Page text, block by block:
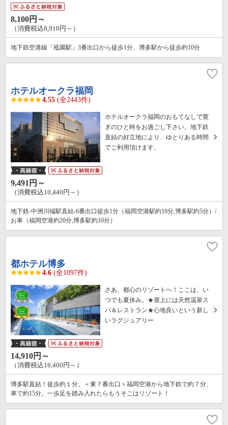
8,100円～
（消費税込8,910円～）
地下鉄空港線「祗園駅」3番出口から徒歩1分、博多駅から徒歩約10分
ホテルオークラ福岡
4.55 (全2443件)
ホテルオークラ福岡のおもてなしで寛
ぎのひと時をお過ごし下さい。地下鉄
直結の好立地により、ゆとりある時間
でご利用頂けます。
9,491円～
（消費税込10,440円～）
地下鉄-中洲川端駅直結-6番出口徒歩1分（福岡空港駅約10分,博多駅約5分）/
お車（福岡空港約20分,博多駅約10分）
都ホテル博多
4.6 (全1097件)
さあ、都心のリゾートへ！ここは、い
つでも夏休み。★屋上には天然温泉ス
パ＆レストラン★心地良いという新し
いラグジュアリー
14,910円～
（消費税込16,400円～）
博多駅直結！徒歩約１分。＜東７番出口＞福岡空港から地下鉄で約７分、
車で約15分。一歩足を踏み入れたらもうそこはリゾート！